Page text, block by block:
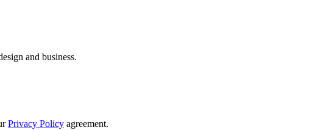
and business.
Privacy Policy agreement.